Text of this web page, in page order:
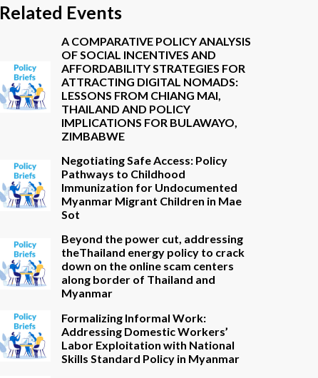
Related Events
A COMPARATIVE POLICY ANALYSIS
OF SOCIAL INCENTIVES AND
AFFORDABILITY STRATEGIES FOR
ATTRACTING DIGITAL NOMADS:
LESSONS FROM CHIANG MAI,
THAILAND AND POLICY
IMPLICATIONS FOR BULAWAYO,
ZIMBABWE
Negotiating Safe Access: Policy
Pathways to Childhood
Immunization for Undocumented
Myanmar Migrant Children in Mae
Sot
Beyond the power cut, addressing
theThailand energy policy to crack
down on the online scam centers
along border of Thailand and
Myanmar
Formalizing Informal Work:
Addressing Domestic Workers’
Labor Exploitation with National
Skills Standard Policy in Myanmar